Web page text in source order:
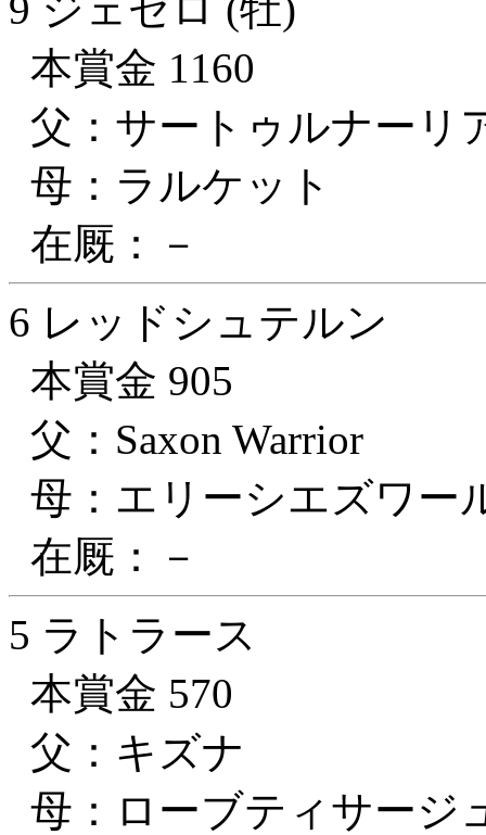
本賞金 1160
父：サートゥルナーリ
母：ラルケット
在厩：－
6 レッドシュテルン
本賞金 905
父：Saxon Warrior
母：エリーシエズワー
在厩：－
5 ラトラース
本賞金 570
父：キズナ
母：ローブティサージ